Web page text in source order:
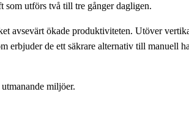
som utförs två till tre gånger dagligen.
avsevärt ökade produktiviteten. Utöver
erbjuder de ett säkrare alternativ till manuell
miljöer.